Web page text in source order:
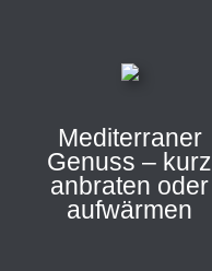
Mediterraner
Genuss – kurz
anbraten oder
aufwärmen